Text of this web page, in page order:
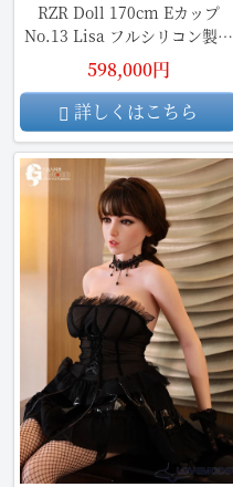
RZR Doll 170cm Eカップ
No.13 Lisa フルシリコン製ラ
ブドール
598,000円
詳しくはこちら